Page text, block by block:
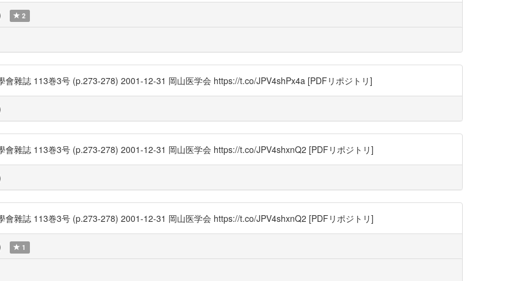
2
會雜誌 113巻3号 (p.273-278) 2001-12-31 岡山医学会 https://t.co/JPV4shPx4a [PDFリポジトリ]
會雜誌 113巻3号 (p.273-278) 2001-12-31 岡山医学会 https://t.co/JPV4shxnQ2 [PDFリポジトリ]
會雜誌 113巻3号 (p.273-278) 2001-12-31 岡山医学会 https://t.co/JPV4shxnQ2 [PDFリポジトリ]
1